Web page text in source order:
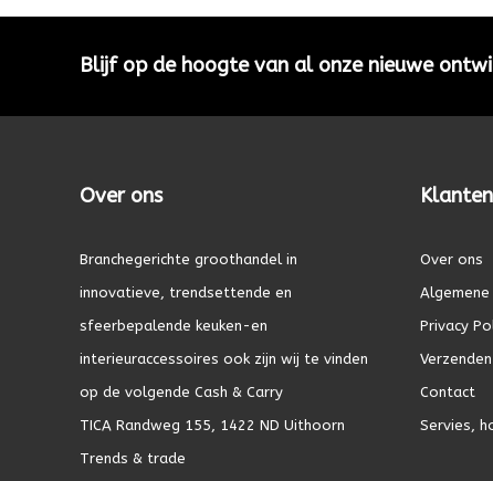
Blijf op de hoogte van al onze nieuwe
Over ons
Branchegerichte groothandel in
innovatieve, trendsettende en
sfeerbepalende keuken-en
interieuraccessoires ook zijn wij te vinden
op de volgende Cash & Carry
TICA Randweg 155, 1422 ND Uithoorn
Trends & trade
Over ons
Privacy
Contact
Servies,